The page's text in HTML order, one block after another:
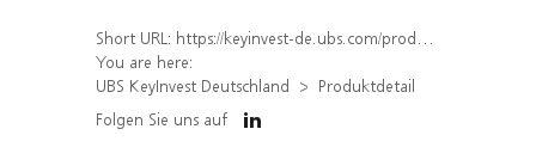
Short URL: https://keyinvest-de.ubs.com/produkt/detail/index/isin/DE000WA8RYU6
You are here:
UBS KeyInvest Deutschland
Produktdetail
Folgen Sie uns auf